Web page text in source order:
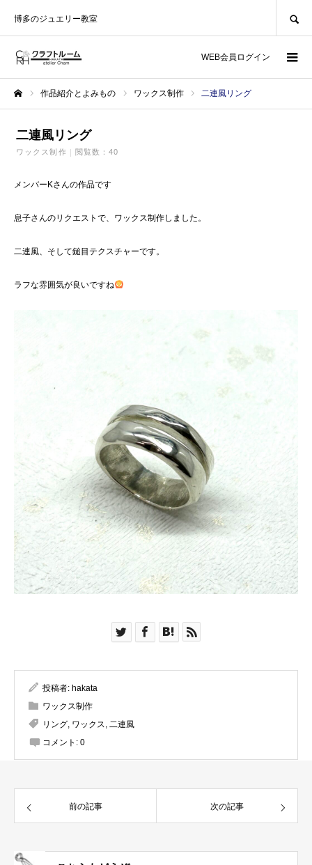
博多のジュエリー教室
WEB会員ログイン
作品紹介とよみもの ワックス制作 二連風リング
二連風リング
ワックス制作 閲覧数：40
メンバーKさんの作品です
息子さんのリクエストで、ワックス制作しました。
二連風、そして鎚目テクスチャーです。
ラフな雰囲気が良いですね
投稿者: hakata
ワックス制作
リング, ワックス, 二連風
コメント: 0
前の記事 次の記事